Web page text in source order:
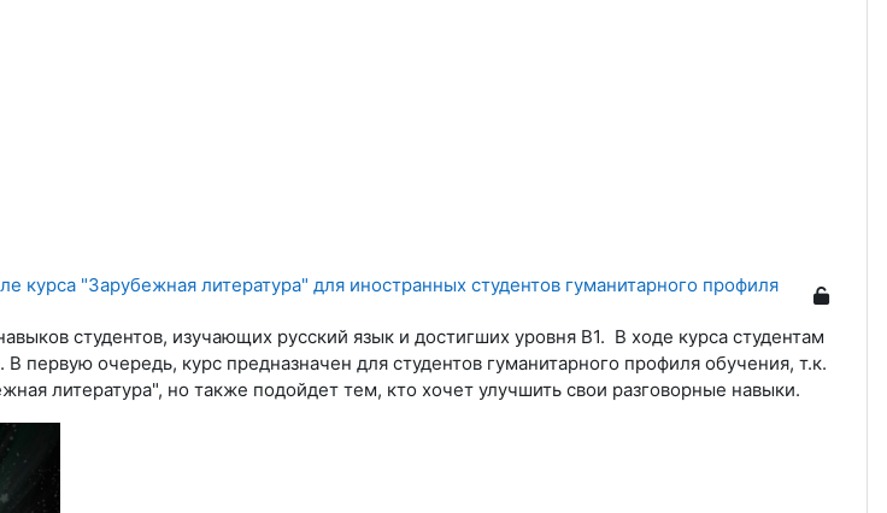
курса "Зарубежная литература" для иностранных студентов гуманитарного профиля
студентов, изучающих русский язык и достигших уровня В1. В ходе курса студентам
первую очередь, курс предназначен для студентов гуманитарного профиля обучения, т.к.
литература", но также подойдет тем, кто хочет улучшить свои разговорные навыки.